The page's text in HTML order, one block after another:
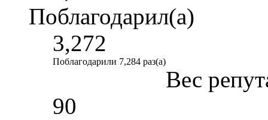
Поблагодарил(а)
3,272
Поблагодарили 7,284 раз(а)
Вес
90